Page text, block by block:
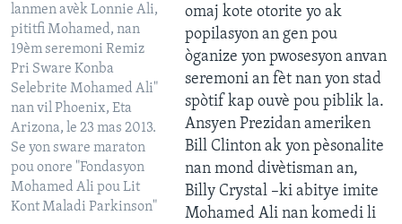
lanmen avèk Lonnie Ali,
pititfi Mohamed, nan
19èm seremoni Remiz
Pri Sware Konba
Selebrite Mohamed Ali"
nan vil Phoenix, Eta
Arizona, le 23 mas 2013.
Se yon sware maraton
pou onore "Fondasyon
Mohamed Ali pou Lit
Kont Maladi Parkinson"
omaj kote otorite yo ak
popilasyon an gen pou
òganize yon pwosesyon anvan
seremoni an fèt nan yon stad
spòtif kap ouvè pou piblik la.
Ansyen Prezidan ameriken
Bill Clinton ak yon pèsonalite
nan mond divètisman an,
Billy Crystal –ki abitye imite
Mohamed Ali nan komedi li